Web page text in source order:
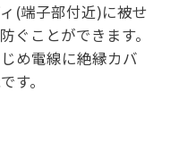
(端子部付近)に被せ
ぐことができます。
め電線に絶縁カバ
す。